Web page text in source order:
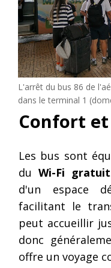
L'arrêt du bus 86 de
dans le terminal 1
Confort et
Les bus sont
du Wi-Fi gratuit
d'un espace
facilitant le
peut accueillir
donc
offre un voyage